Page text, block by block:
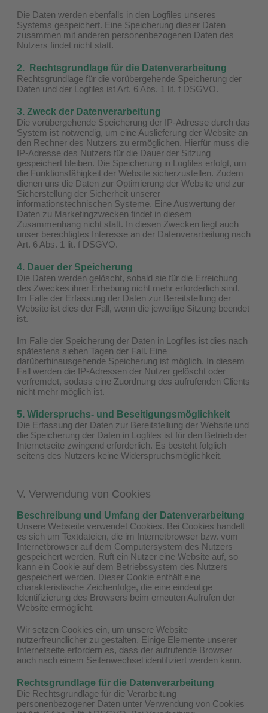
Die Daten werden ebenfalls in den Logfiles unseres
Systems gespeichert. Eine Speicherung dieser Daten
zusammen mit anderen personenbezogenen Daten des
Nutzers findet nicht statt.
2. Rechtsgrundlage für die Datenverarbeitung
Rechtsgrundlage für die vorübergehende Speicherung der
Daten und der Logfiles ist Art. 6 Abs. 1 lit. f DSGVO.
3. Zweck der Datenverarbeitung
Die vorübergehende Speicherung der IP-Adresse durch das
System ist notwendig, um eine Auslieferung der Website an
den Rechner des Nutzers zu ermöglichen. Hierfür muss die
IP-Adresse des Nutzers für die Dauer der Sitzung
gespeichert bleiben. Die Speicherung in Logfiles erfolgt, um
die Funktionsfähigkeit der Website sicherzustellen. Zudem
dienen uns die Daten zur Optimierung der Website und zur
Sicherstellung der Sicherheit unserer
informationstechnischen Systeme. Eine Auswertung der
Daten zu Marketingzwecken findet in diesem
Zusammenhang nicht statt. In diesen Zwecken liegt auch
unser berechtigtes Interesse an der Datenverarbeitung nach
Art. 6 Abs. 1 lit. f DSGVO.
4. Dauer der Speicherung
Die Daten werden gelöscht, sobald sie für die Erreichung
des Zweckes ihrer Erhebung nicht mehr erforderlich sind.
Im Falle der Erfassung der Daten zur Bereitstellung der
Website ist dies der Fall, wenn die jeweilige Sitzung beendet
ist.
Im Falle der Speicherung der Daten in Logfiles ist dies nach
spätestens sieben Tagen der Fall. Eine
darüberhinausgehende Speicherung ist möglich. In diesem
Fall werden die IP-Adressen der Nutzer gelöscht oder
verfremdet, sodass eine Zuordnung des aufrufenden Clients
nicht mehr möglich ist.
5. Widerspruchs- und Beseitigungsmöglichkeit
Die Erfassung der Daten zur Bereitstellung der Website und
die Speicherung der Daten in Logfiles ist für den Betrieb der
Internetseite zwingend erforderlich. Es besteht folglich
seitens des Nutzers keine Widerspruchsmöglichkeit.
V. Verwendung von Cookies
Beschreibung und Umfang der Datenverarbeitung
Unsere Webseite verwendet Cookies. Bei Cookies handelt
es sich um Textdateien, die im Internetbrowser bzw. vom
Internetbrowser auf dem Computersystem des Nutzers
gespeichert werden. Ruft ein Nutzer eine Website auf, so
kann ein Cookie auf dem Betriebssystem des Nutzers
gespeichert werden. Dieser Cookie enthält eine
charakteristische Zeichenfolge, die eine eindeutige
Identifizierung des Browsers beim erneuten Aufrufen der
Website ermöglicht.
Wir setzen Cookies ein, um unsere Website
nutzerfreundlicher zu gestalten. Einige Elemente unserer
Internetseite erfordern es, dass der aufrufende Browser
auch nach einem Seitenwechsel identifiziert werden kann.
Rechtsgrundlage für die Datenverarbeitung
Die Rechtsgrundlage für die Verarbeitung
personenbezogener Daten unter Verwendung von Cookies